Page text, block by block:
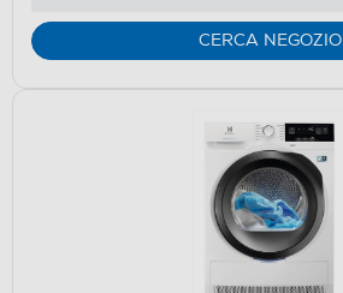
Youreko.
CERCA NEGOZIO